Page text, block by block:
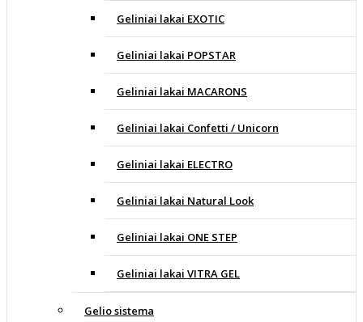
Geliniai lakai EXOTIC
Geliniai lakai POPSTAR
Geliniai lakai MACARONS
Geliniai lakai Confetti / Unicorn
Geliniai lakai ELECTRO
Geliniai lakai Natural Look
Geliniai lakai ONE STEP
Geliniai lakai VITRA GEL
Gelio sistema